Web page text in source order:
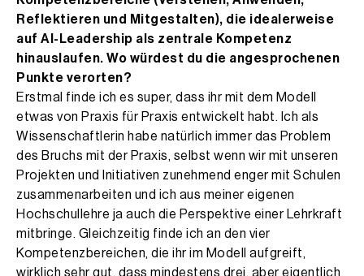
Reflektieren und Mitgestalten), die idealerweise
auf AI-Leadership als zentrale Kompetenz
hinauslaufen. Wo würdest du die angesprochenen
Punkte verorten?
Erstmal finde ich es super, dass ihr mit dem Modell
etwas von Praxis für Praxis entwickelt habt. Ich als
Wissenschaftlerin habe natürlich immer das Problem
des Bruchs mit der Praxis, selbst wenn wir mit unseren
Projekten und Initiativen zunehmend enger mit Schulen
zusammenarbeiten und ich aus meiner eigenen
Hochschullehre ja auch die Perspektive einer Lehrkraft
mitbringe. Gleichzeitig finde ich an den vier
Kompetenzbereichen, die ihr im Modell aufgreift,
wirklich sehr gut, dass mindestens drei, aber eigentlich